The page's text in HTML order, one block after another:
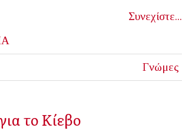
Συνεχίστε...
Γνώμες
το Κίεβο